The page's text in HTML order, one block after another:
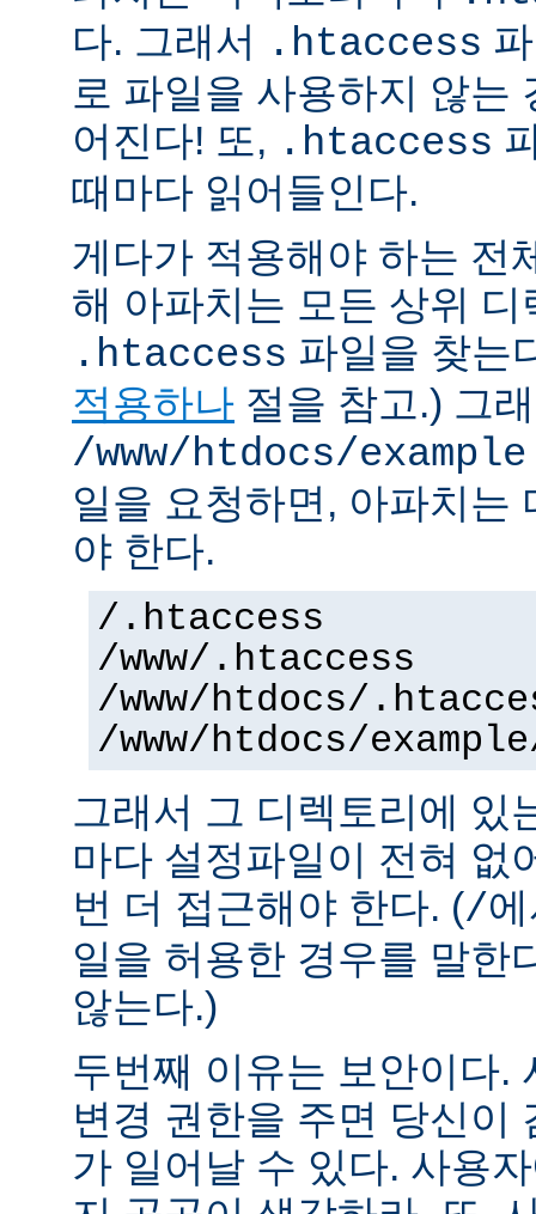
다. 그래서 .htaccess
로 파일을 사용하지 않는
어진다! 또, .htaccess
때마다 읽어들인다.
게다가 적용해야 하는 전
해 아파치는 모든 상위 디
.htaccess 파일을 찾는
적용하나 절을 참고.) 그
/www/htdocs/example
일을 요청하면, 아파치는
야 한다.
/.htaccess
/www/.htaccess
/www/htdocs/
/www/htdocs/
그래서 그 디렉토리에 있
마다 설정파일이 전혀 없
번 더 접근해야 한다. (/
일을 허용한 경우를 말한
않는다.)
두번째 이유는 보안이다.
변경 권한을 주면 당신이
가 일어날 수 있다. 사용